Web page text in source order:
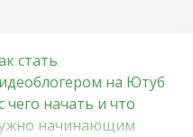
стать
на Ютуб
чего начать и что
начинающим